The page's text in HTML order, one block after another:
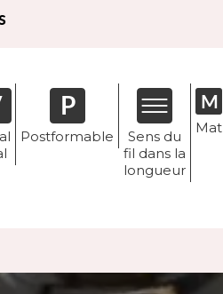
Postformable
Sens du
fil dans la
longueur
Mat